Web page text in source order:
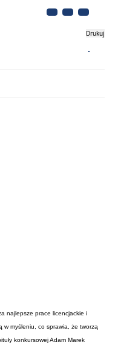
Drukuj
najlepsze prace licencjackie i
w myśleniu, co sprawia, że tworzą
konkursowej Adam Marek